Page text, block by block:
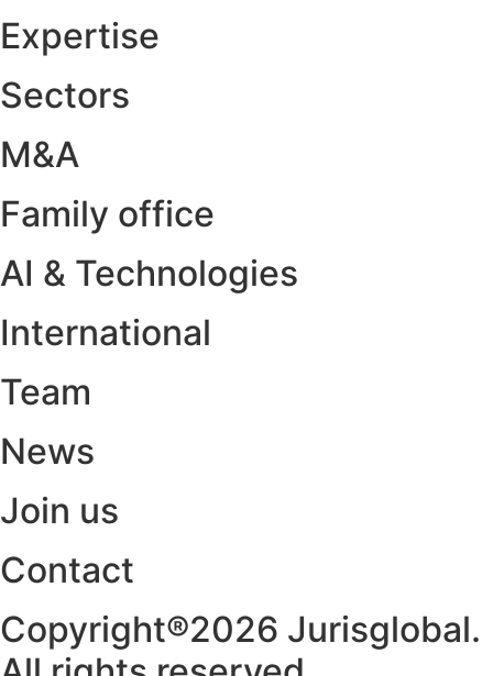
Expertise
Sectors
M&A
Family office
AI & Technologies
International
Team
News
Join us
Contact
Copyright®2026 Jurisglobal.